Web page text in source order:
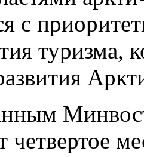
с
туризма,